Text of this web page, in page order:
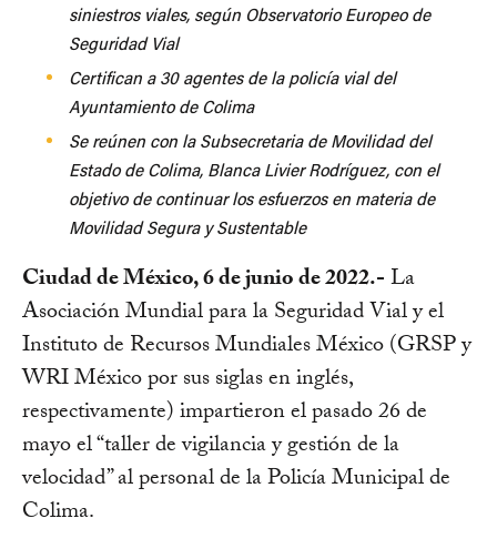
siniestros viales, según Observatorio Europeo de
Seguridad Vial
Certifican a 30 agentes de la policía vial del
Ayuntamiento de Colima
Se reúnen con la Subsecretaria de Movilidad del
Estado de Colima, Blanca Livier Rodríguez, con el
objetivo de continuar los esfuerzos en materia de
Movilidad Segura y Sustentable
Ciudad de México, 6 de junio de 2022.-La
Asociación Mundial para la Seguridad Vial y el
Instituto de Recursos Mundiales México (GRSP y
WRI México por sus siglas en inglés,
respectivamente) impartieron el pasado 26 de
mayo el “taller de vigilancia y gestión de la
velocidad” al personal de la Policía Municipal de
Colima.